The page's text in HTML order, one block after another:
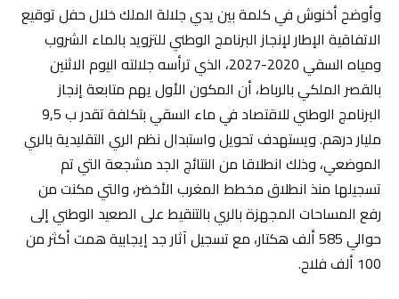
وأوضح أخنوش في كلمة بين يدي جلالة الملك خلال حفل توقيع
الاتفاقية الإطار لإنجاز البرنامج الوطني للتزويد بالماء الشروب
ومياه السقي 2020-2027، الذي ترأسه جلالته اليوم الاثنين
بالقصر الملكي بالرباط، أن المكون الأول يهم متابعة إنجاز
البرنامج الوطني للاقتصاد في ماء السقي بتكلفة تقدر ب 9,5
مليار درهم. ويستهدف تحويل واستبدال نظم الري التقليدية بالري
الموضعي، وذلك انطلاقا من النتائج الجد مشجعة التي تم
تسجيلها منذ انطلاق مخطط المغرب الأخضر، والتي مكنت من
رفع المساحات المجهزة بالري بالتنقيط على الصعيد الوطني إلى
حوالي 585 ألف هكتار، مع تسجيل آثار جد إيجابية همت أكثر من
100 ألف فلاح.